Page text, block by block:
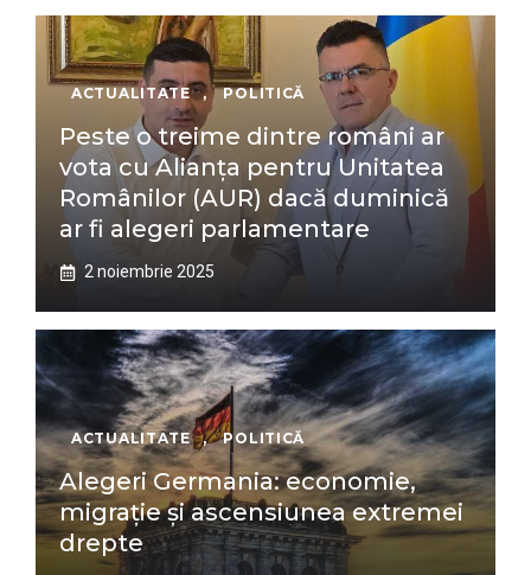
ACTUALITATE , POLITICĂ
Peste o treime dintre români ar
vota cu Alianţa pentru Unitatea
Românilor (AUR) dacă duminică
ar fi alegeri parlamentare
2 noiembrie 2025
ACTUALITATE , POLITICĂ
Alegeri Germania: economie,
migrație și ascensiunea extremei
drepte